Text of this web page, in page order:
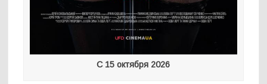
С 15 октября 2026